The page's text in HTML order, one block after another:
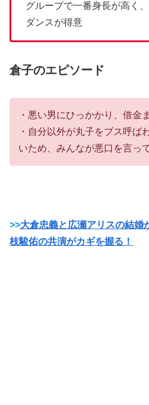
グループで一番身長が高く
ダンスが得意
倉子のエピソード
・悪い男にひっかかり、借金
・自分以外が丸子をブス呼ば
いため、みんなが悪口を言っ
>>大倉忠義と広瀬アリスの結婚
枝駿佑の共演がカギを握る！